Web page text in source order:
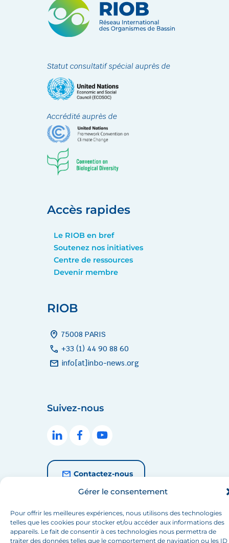
Gérer le consentement
Pour offrir les meilleures expériences, nous utilisons des technologies
telles que les cookies pour stocker et/ou accéder aux informations des
appareils. Le fait de consentir à ces technologies nous permettra de
traiter des données telles que le comportement de navigation ou les ID
Statut consultatif spécial auprès de
Accrédité auprès de
Accès rapides
Le RIOB en bref
Soutenez nos initiatives
Centre de ressources
Devenir membre
RIOB
home_pin 75008 PARIS
call +33 (1) 44 90 88 60
mail info[at]inbo-news.org
Suivez-nous
Contactez-nous
©RIOB 2026 All rights reserved.
Politique de confidentialité
Mentions légales